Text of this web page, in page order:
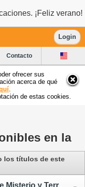
¡Feliz verano!
Login
Contacto
ofrecer sus
acerca de qué
de estas cookies.
en la
los títulos de este
Aguas Profundas. Relatos de Misterio y Terror en el Mar